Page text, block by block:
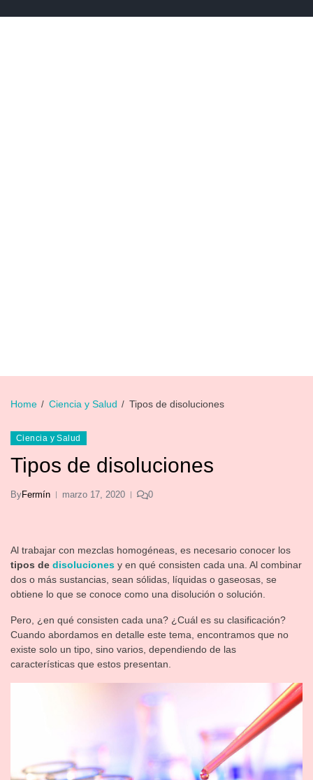
Home Ciencia y Salud Tipos de disoluciones
Ciencia y Salud
Tipos de disoluciones
ByFermín marzo 17, 2020 0
Al trabajar con mezclas homogéneas, es necesario conocer los
tipos de disoluciones y en qué consisten cada una. Al combinar
dos o más sustancias, sean sólidas, líquidas o gaseosas, se
obtiene lo que se conoce como una disolución o solución.
Pero, ¿en qué consisten cada una? ¿Cuál es su clasificación?
Cuando abordamos en detalle este tema, encontramos que no
existe solo un tipo, sino varios, dependiendo de las
características que estos presentan.